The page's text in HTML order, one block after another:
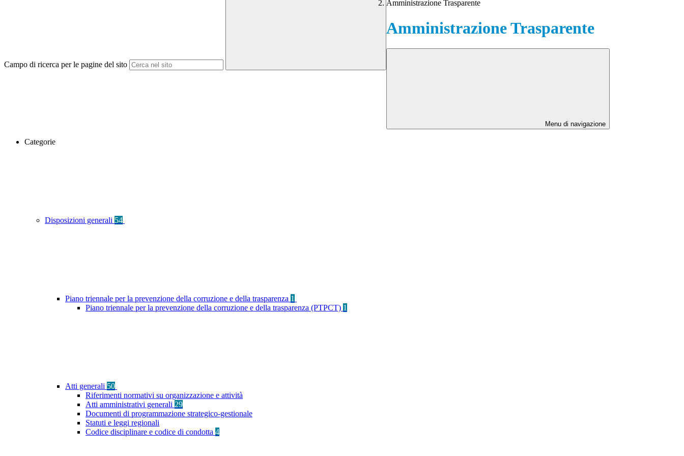
Campo di ricerca per le pagine del sito
Amministrazione Trasparente
Amministrazione Trasparente
Menu di navigazione
Categorie
Disposizioni generali 54
Piano triennale per la prevenzione della corruzione e della trasparenza 1
Piano triennale per la prevenzione della corruzione e della trasparenza (PTPCT) 1
Atti generali 50
Riferimenti normativi su organizzazione e attività
Atti amministrativi generali 29
Documenti di programmazione strategico-gestionale
Statuti e leggi regionali
Codice disciplinare e codice di condotta 4